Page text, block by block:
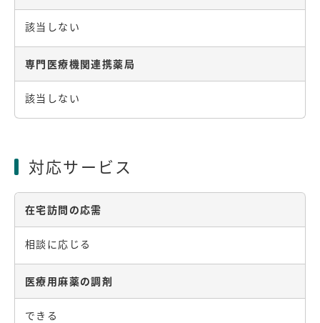
該当しない
専門医療機関連携薬局
該当しない
対応サービス
在宅訪問の応需
相談に応じる
医療用麻薬の調剤
できる